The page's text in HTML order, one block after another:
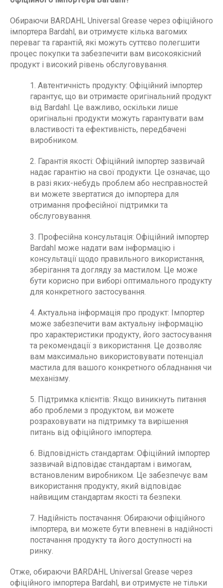
Обираючи BARDAHL Universal Grease через офіційного
імпортера Bardahl, ви отримуєте кілька вагомих
переваг та гарантій, які можуть суттєво полегшити
процес покупки та забезпечити вам високоякісний
продукт і високий рівень обслуговування.
1. Автентичність продукту: Офіційний імпортер
гарантує, що ви отримаєте оригінальний продукт
від Bardahl. Це важливо, оскільки лише
оригінальні продукти можуть гарантувати вам
властивості та ефективність, передбачені
виробником.
2. Гарантія якості: Офіційний імпортер зазвичай
надає гарантію на свої продукти. Це означає, що
в разі яких-небудь проблем або несправностей
ви можете звертатися до імпортера для
отримання професійної підтримки та
обслуговування.
3. Професійна консультація: Офіційний імпортер
Bardahl може надати вам інформацію і
консультації щодо правильного використання,
зберігання та догляду за мастилом. Це може
бути корисно при виборі оптимального продукту
для конкретного застосування.
4. Актуальна інформація про продукт: Імпортер
може забезпечити вам актуальну інформацію
про характеристики продукту, його застосування
та рекомендації з використання. Це дозволяє
вам максимально використовувати потенціал
мастила для вашого конкретного обладнання чи
механізму.
5. Підтримка клієнтів: Якщо виникнуть питання
або проблеми з продуктом, ви можете
розраховувати на підтримку та вирішення
питань від офіційного імпортера.
6. Відповідність стандартам: Офіційний імпортер
зазвичай відповідає стандартам і вимогам,
встановленим виробником. Це забезпечує вам
використання продукту, який відповідає
найвищим стандартам якості та безпеки.
7. Надійність постачання: Обираючи офіційного
імпортера, ви можете бути впевнені в надійності
постачання продукту та його доступності на
ринку.
Отже, обираючи BARDAHL Universal Grease через
офіційного імпортера Bardahl, ви отримуєте не тільки